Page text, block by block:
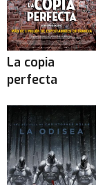
La copia
perfecta